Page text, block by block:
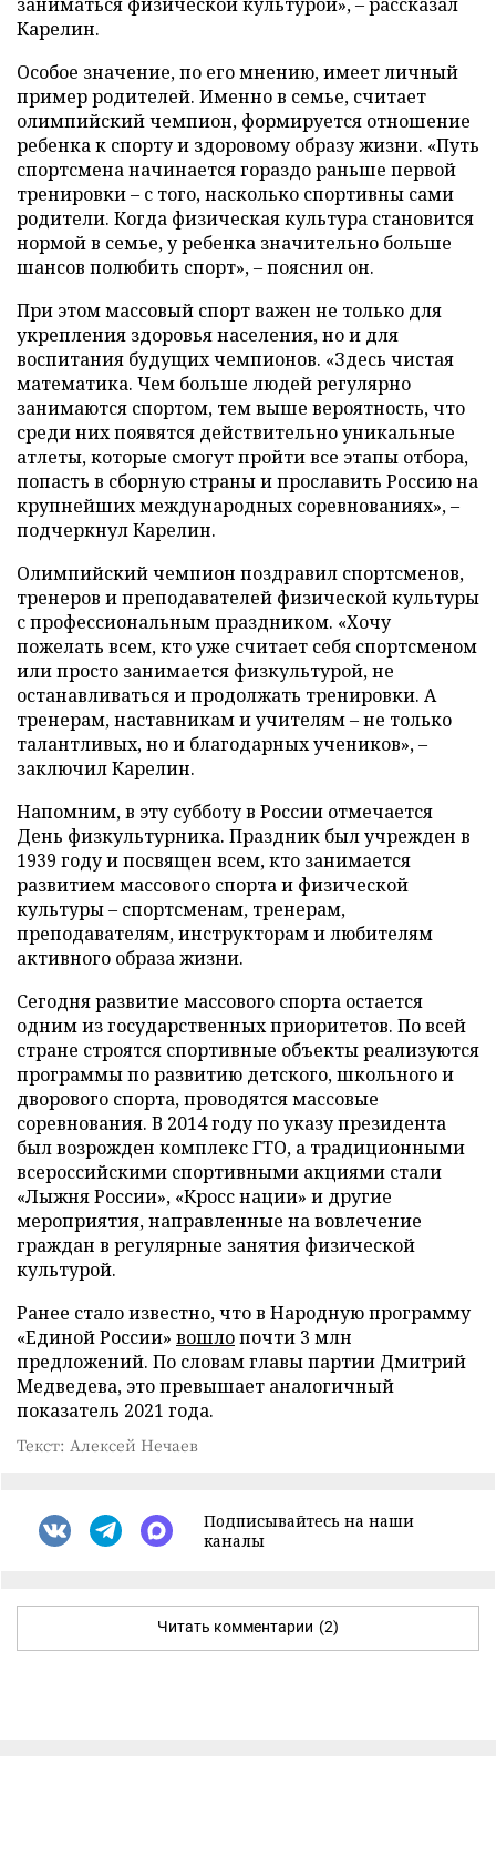
Карелин.
Особое значение, по его мнению, имеет личный
пример родителей. Именно в семье, считает
олимпийский чемпион, формируется отношение
ребенка к спорту и здоровому образу жизни. «Путь
спортсмена начинается гораздо раньше первой
тренировки – с того, насколько спортивны сами
родители. Когда физическая культура становится
нормой в семье, у ребенка значительно больше
шансов полюбить спорт», – пояснил он.
При этом массовый спорт важен не только для
укрепления здоровья населения, но и для
воспитания будущих чемпионов. «Здесь чистая
математика. Чем больше людей регулярно
занимаются спортом, тем выше вероятность, что
среди них появятся действительно уникальные
атлеты, которые смогут пройти все этапы отбора,
попасть в сборную страны и прославить Россию на
крупнейших международных соревнованиях», –
подчеркнул Карелин.
Олимпийский чемпион поздравил спортсменов,
тренеров и преподавателей физической культуры
с профессиональным праздником. «Хочу
пожелать всем, кто уже считает себя спортсменом
или просто занимается физкультурой, не
останавливаться и продолжать тренировки. А
тренерам, наставникам и учителям – не только
талантливых, но и благодарных учеников», –
заключил Карелин.
Напомним, в эту субботу в России отмечается
День физкультурника. Праздник был учрежден в
1939 году и посвящен всем, кто занимается
развитием массового спорта и физической
культуры – спортсменам, тренерам,
преподавателям, инструкторам и любителям
активного образа жизни.
Сегодня развитие массового спорта остается
одним из государственных приоритетов. По всей
стране строятся спортивные объекты реализуются
программы по развитию детского, школьного и
дворового спорта, проводятся массовые
соревнования. В 2014 году по указу президента
был возрожден комплекс ГТО, а традиционными
всероссийскими спортивными акциями стали
«Лыжня России», «Кросс нации» и другие
мероприятия, направленные на вовлечение
граждан в регулярные занятия физической
культурой.
Ранее стало известно, что в Народную программу
«Единой России» вошлопочти 3 млн
предложений. По словам главы партии Дмитрий
Медведева, это превышает аналогичный
показатель 2021 года.
Текст: Алексей Нечаев
Подписывайтесь на наши
каналы
Читать комментарии (2)